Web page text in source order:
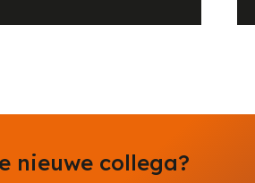
nieuwe collega?